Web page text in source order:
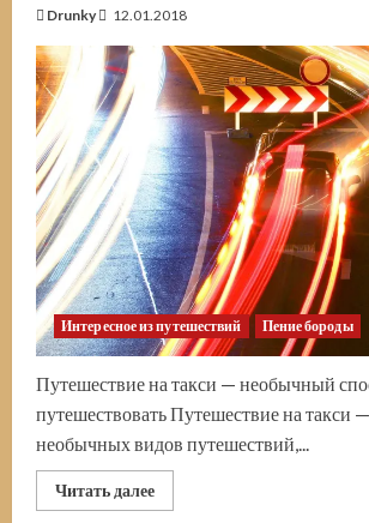
Drunky 12.01.2018
Интересное из путешествий Пение бороды
Путешествие на такси — необычный
путешествовать Путешествие на такси
необычных видов путешествий,...
Читать далееПрочитать
больше